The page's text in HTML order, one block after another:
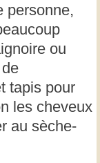
personne,
ou
tapis pour
les cheveux
au sèche-